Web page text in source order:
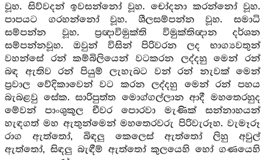
වූහ. සිව්වදන් ඉවසන්නෝ වූහ. චෝදනා කරන්නෝ වූහ.
පාපයට ගරහන්නෝ වූහ. ශීලසම්පන්න වූහ. සමාධි
සම්පන්න වූහ. ප්‍රඥාවිමුක්ති විමුක්තිඥාන දර්ශන
සම්පන්නවූහ. ඔවුන් විසින් පිරිවරන ලද භාග්‍යවතුන්
වහන්සේ රන් කම්බිලියෙන් වටකරන ලද්දහු මෙන් රන්
බඳ ඇතිව රන් පියුම් ලැහැබට වන් රන් නැවක් මෙන්
ප්‍රවාල වේදිකාවෙන් වට කරන ලද්දහු මෙන් රන් පහය
බැබළවු සේක. සාරිපුත්ත මොග්ගල්ලාන ආදී මහතෙරහුද
මේවන් පාංශුකූල චීවර පොරවා මැණික් සන්නාහයන්
හැඳගත් මහ ඇතුන්මෙන් මහතෙරවරු පිරිවැරූහ. වැමෑරූ
රාග ඇත්තෝ, බිඳලු කෙලෙස් ඇත්තෝ ලිහු අවුල්
ඇත්තෝ, සිඳලු බැඳීම් ඇත්තෝ කුලයෙහි හෝ ගණයෙහි